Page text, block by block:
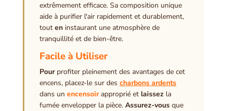
extrêmement efficace. Sa composition unique
aide à purifier l'air rapidement et durablement,
tout eninstaurant une atmosphère de
tranquillité et de bien-être.
Facile à Utiliser
Pourprofiter pleinement des avantages de cet
encens, placez-le sur des charbons ardents
dans un encensoirapproprié et laissezla
fumée envelopper la pièce. Assurez-vousque